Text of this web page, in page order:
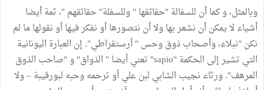
وبالمثل، و كما أن للسفالة "حقائقها " وللسفلة" حقائقهم "، ثمة أيضا
أشياء لا يمكن أن نشعر بها ولا أن نتصورها أو نفكر فيها أو نقولها ما لم
نكن "نبلاء، وأصحاب ذوق وحس " أرستقراطي". إن العبارة اليونانية
التي تشير إلى الحكمة "sapio" تعني أيضا " الذواق" و "صاحب الذوق
المرهف". ورثاء نجيب الشابي لبن علي أو ترحمه وحبه لبورقيبة – ولا